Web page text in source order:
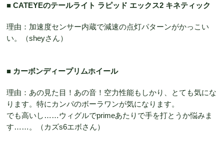
■ CATEYEのテールライト ラピッド エックス2 キネティック
理由：加速度センサー内蔵で減速の点灯パターンがかっこい
い。（sheyさん）
■ カーボンディープリムホイール
理由：あの見た目！あの音！空力性能もしかり、とても気にな
ります。特にカンパのボーラワンが気になります。
でも高いし……ウィグルでprimeあたりで手を打とうか悩みま
す……。（カズs6エボさん）